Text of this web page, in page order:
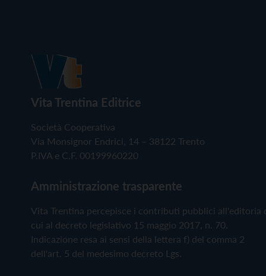
Vita Trentina Editrice
Società Cooperativa
Via Monsignor Endrici, 14 – 38122 Trento
P.IVA e C.F. 00199960220
Amministrazione trasparente
Vita Trentina percepisce i contributi pubblici all'editoria
cui al decreto legislativo 15 maggio 2017, n. 70.
Indicazione resa ai sensi della lettera f) del comma 2
dell'art. 5 del medesimo decreto Lgs.